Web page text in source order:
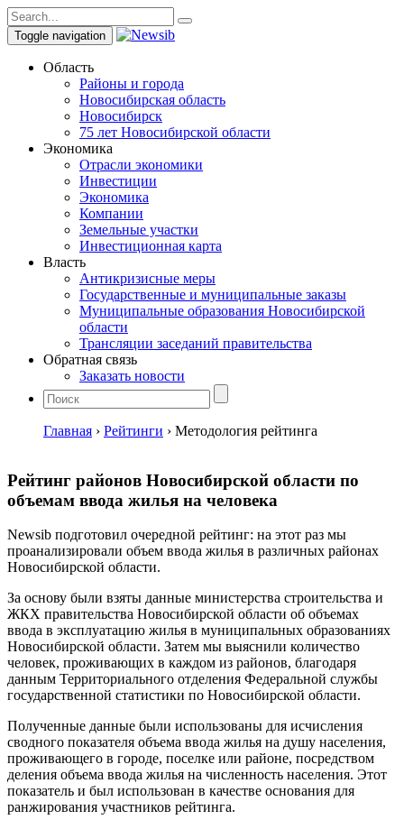
Toggle navigation
Область
Районы и города
Новосибирская область
Новосибирск
75 лет Новосибирской области
Экономика
Отрасли экономики
Инвестиции
Экономика
Компании
Земельные участки
Инвестиционная карта
Власть
Антикризисные меры
Государственные и муниципальные заказы
Муниципальные образования Новосибирской
области
Трансляции заседаний правительства
Обратная связь
Заказать новости
Главная › Рейтинги › Методология рейтинга
Рейтинг районов Новосибирской области по
объемам ввода жилья на человека
Newsib подготовил очередной рейтинг: на этот раз мы
проанализировали объем ввода жилья в различных районах
Новосибирской области.
За основу были взяты данные министерства строительства и
ЖКХ правительства Новосибирской области об объемах
ввода в эксплуатацию жилья в муниципальных образованиях
Новосибирской области. Затем мы выяснили количество
человек, проживающих в каждом из районов, благодаря
данным Территориального отделения Федеральной службы
государственной статистики по Новосибирской области.
Полученные данные были использованы для исчисления
сводного показателя объема ввода жилья на душу населения,
проживающего в городе, поселке или районе, посредством
деления объема ввода жилья на численность населения. Этот
показатель и был использован в качестве основания для
ранжирования участников рейтинга.